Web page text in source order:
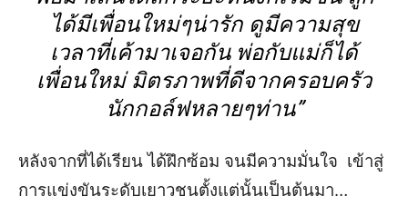
ได้มีเพื่อนใหม่ๆน่ารัก ดูมีความสุข
เวลาที่เค้ามาเจอกัน พ่อกับแม่ก็ได้
เพื่อนใหม่ มิตรภาพที่ดีจากครอบครัว
นักกอล์ฟหลายๆท่าน”
หลังจากที่ได้เรียน ได้ฝึกซ้อม จนมีความมั่นใจ เข้าสู่
การแข่งขันระดับเยาวชนตั้งแต่นั้นเป็นต้นมา…